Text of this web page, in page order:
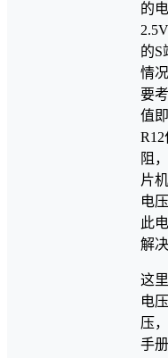
的
的S
情
要
值
阻
片
电
此
解
这
电
压
手